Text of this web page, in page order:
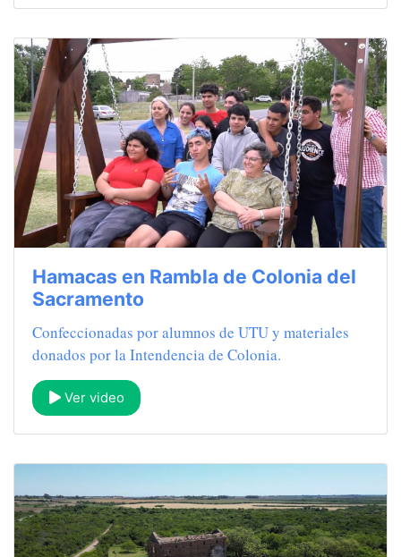
Hamacas en Rambla de Colonia del
Sacramento
Confeccionadas por alumnos de UTU y materiales
donados por la Intendencia de Colonia.
Ver video